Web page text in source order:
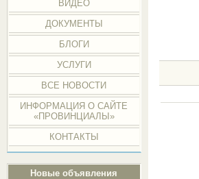
ВИДЕО
ДОКУМЕНТЫ
БЛОГИ
УСЛУГИ
ВСЕ НОВОСТИ
ИНФОРМАЦИЯ О САЙТЕ
«ПРОВИНЦИАЛЫ»
КОНТАКТЫ
Новые объявления